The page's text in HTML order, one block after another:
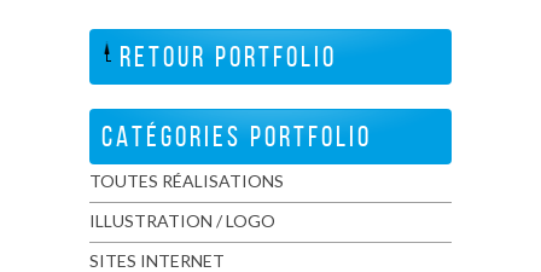
RETOUR PORTFOLIO
CATÉGORIES PORTFOLIO
TOUTES RÉALISATIONS
ILLUSTRATION / LOGO
SITES INTERNET